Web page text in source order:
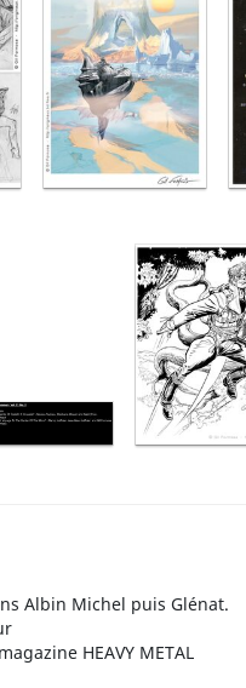
Albin Michel puis Glénat.
HEAVY METAL